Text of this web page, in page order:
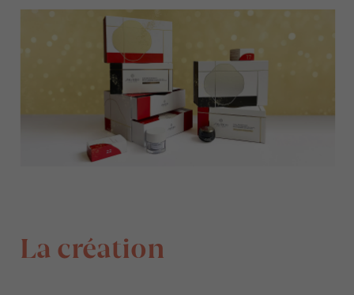
La création